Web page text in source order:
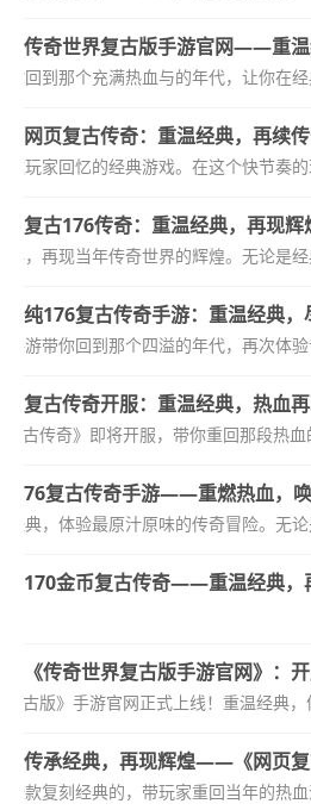
传奇世界复古版手游官网——重
你回到那个充满热血与的年代，让你在
网页复古传奇：重温经典，再续
玩家回忆的经典游戏。在这个快节奏
复古176传奇：重温经典，再现辉
，再现当年传奇世界的辉煌。无论是
纯176复古传奇手游：重温经典，
手游带你回到那个四溢的年代，再次体
复古传奇开服：重温经典，热血
复古传奇》即将开服，带你重回那段热
76复古传奇手游——重燃热血，
典，体验最原汁原味的传奇冒险。无
170金币复古传奇——重温经典，
《传奇世界复古版手游官网》：
复古版》手游官网正式上线！重温经典
传承经典，再现辉煌——《网页
一款复刻经典的，带玩家重回当年的热